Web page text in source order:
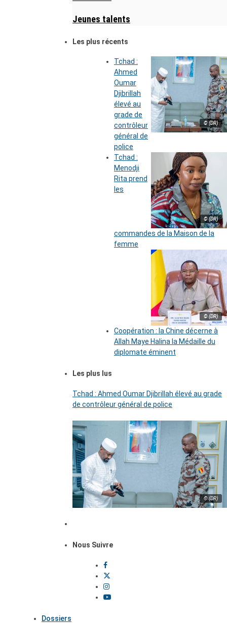
Jeunes talents
Les plus récents
© (DR)
Tchad :
Ahmed
Oumar
Djibrillah
élevé au
grade de
contrôleur
général de
police
© (DR)
Tchad :
Menodji
Rita prend
les
commandes de la Maison de la
femme
© (DR)
Coopération : la Chine décerne à
Allah Maye Halina la Médaille du
diplomate éminent
Les plus lus
Tchad : Ahmed Oumar Djibrillah élevé au grade
de contrôleur général de police
© (DR)
Nous Suivre
Dossiers